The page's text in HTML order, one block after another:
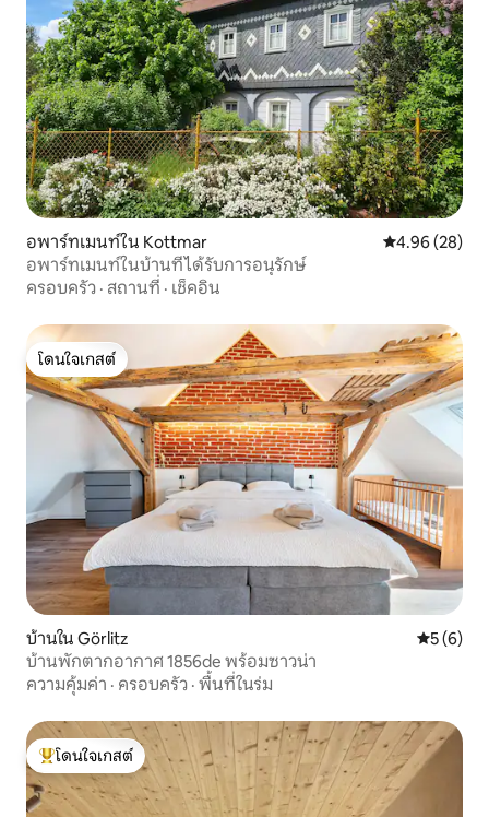
อพาร์ทเมนท์ใน Kottmar คะแนนเฉลี่ย
4.96 (28)
อพาร์ทเมนท์ในบ้านที่ได้รับการอนุรักษ์
ครอบครัว · สถานที่ · เช็คอิน
โดนใจเกสต์
โดนใจเกสต์
บ้านใน Görlitz คะแนนเฉ
5 (6)
บ้านพักตากอากาศ 1856de พร้อมซาวน่า
ความคุ้มค่า · ครอบครัว · พื้นที่ในร่ม
โดนใจเกสต์ที่สุด
โดนใจเกสต์